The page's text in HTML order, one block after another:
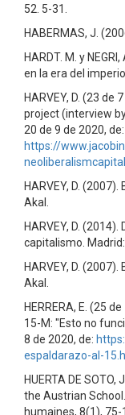
52. 5-31.
HABERMAS, J.
HARDT. M. y
en la era del
HARVEY, D. (23 de
project (interview
20 de 9 de 2020, de:
https://
HARVEY, D.
Akal.
HARVEY, D.
capitalismo.
HARVEY, D.
Akal.
HERRERA, E. (25
15-M: "Esto no
8 de 2020, de:
espaldarazo-al-
HUERTA DE
the Austrian
humaines, 8(1), 75-